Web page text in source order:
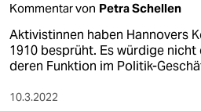
Kommentar von Petra Schellen
Aktivistinnen haben Hannovers
1910 besprüht. Es würdige
deren Funktion im Politik-
10.3.2022